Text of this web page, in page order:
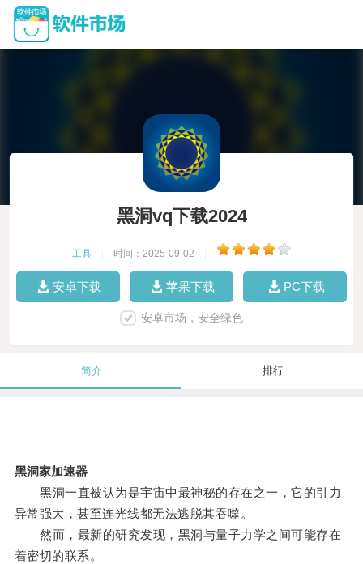
黑洞vq下载2024
工具 时间：2025-09-02
安卓下载 苹果下载 PC下载
安卓市场，安全绿色
简介 排行
黑洞家加速器
黑洞一直被认为是宇宙中最神秘的存在之一，它的引力
异常强大，甚至连光线都无法逃脱其吞噬。
然而，最新的研究发现，黑洞与量子力学之间可能存在
着密切的联系。